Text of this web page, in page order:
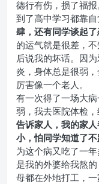
德行有伤，损了福报
到了高中学习都靠
肆，还有同学谈起
的运气就是很差，
后说我的坏话。因
炎，身体总是很弱
厉害像一个老人。
有一次得了一场大
弱，我去医院体检，
告诉家人，我的家
小，怕同学知道了
为这个病又吃了一
是我的外婆给我熬
母都在外地打工，